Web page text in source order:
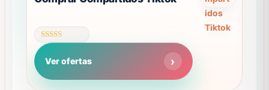
Valorado
4.55
Ver ofertas
variantes.
Las
opciones
se